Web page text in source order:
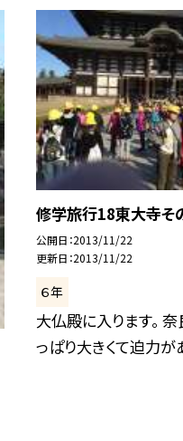
修学旅行18東大寺そ
公開日 2013/11/22
更新日 2013/11/22
６年
大仏殿に入ります。 奈
っぱり大きくて迫力が